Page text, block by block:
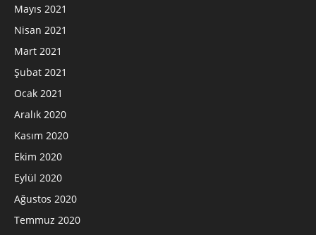
Mayıs 2021
Nisan 2021
Mart 2021
Şubat 2021
Ocak 2021
Aralık 2020
Kasım 2020
Ekim 2020
Eylül 2020
Ağustos 2020
Temmuz 2020